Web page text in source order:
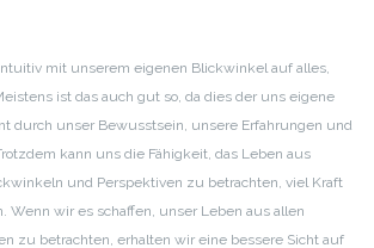
mit unserem eigenen Blickwinkel auf alles,
ist das auch gut so, da dies der uns eigene
durch unser Bewusstsein, unsere Erfahrungen und
kann uns die Fähigkeit, das Leben aus
und Perspektiven zu betrachten, viel Kraft
Wenn wir es schaffen, unser Leben aus allen
zu betrachten, erhalten wir eine bessere Sicht auf